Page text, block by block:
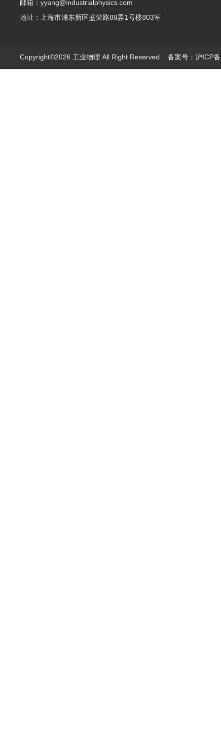
邮箱：yyang@industrialphysics.com
地址：上海市浦东新区盛荣路88弄1号楼803室
Copyright©2026 工业物理 All Right Reserved 备案号：沪ICP